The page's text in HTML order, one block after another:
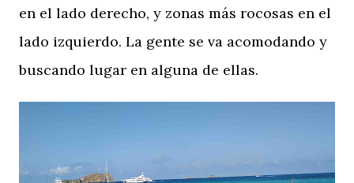
en el lado derecho, y zonas más rocosas en el
lado izquierdo. La gente se va acomodando y
buscando lugar en alguna de ellas.